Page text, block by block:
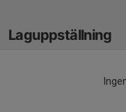
Laguppställning